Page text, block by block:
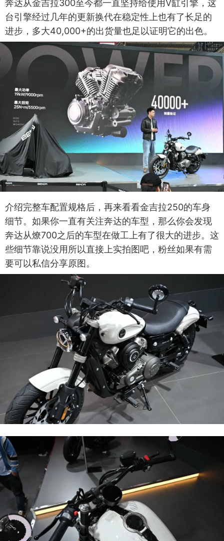
奔达从金吉拉300至今都一直坚持给使用V缸引擎，这
台引擎经过几年的更新换代在稳定性上也有了长足的
进步，多大40,000+的出货量也足以证明它的出色。
介绍完整车配置规格后，再来看看金吉拉250的车身
细节。如果你一直有关注奔达的车型，那么你会发现
奔达从燎700之后的车型在做工上有了很大的进步。这
些细节靠说没用所以直接上实拍图吧，粉丝如果有需
要可以私信分享原图。